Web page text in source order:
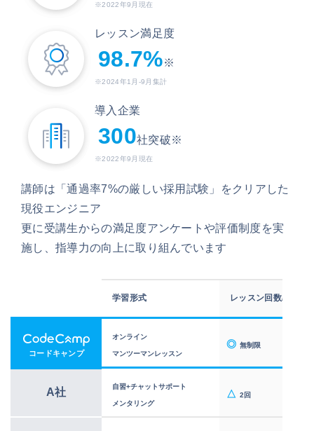
※2022年9月現在
レッスン満足度
98.7%※
※2024年1月-9月集計
導入企業
300社突破※
※2022年9月現在
講師は「通過率7%の厳しい採用試験」をクリアした
現役エンジニア
更に受講生からの満足度アンケートや評価制度を実
施し、指導力の向上に取り組んでいます
コードキャンプ マンツーマンレッスン
A社 自習+チャットサポート
メンタリング
学習形式 レッスン回数/週
オンライン
マンツーマンレッスン
◎ 無制限
自習+チャットサポート
メンタリング
△ 2回